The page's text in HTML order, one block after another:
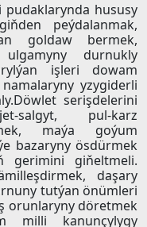
pudaklarynda hususy
peýdalanmak,
goldaw bermek,
ulgamyny durnukly
işleri dowam
yzygiderli
serişdelerini
salgyt, pul-karz
maýa goýum
bazaryny ösdürmek
gerimini giňeltmeli.
daşary
tutýan önümleri
orunlaryny döretmek
milli kanunçylygy